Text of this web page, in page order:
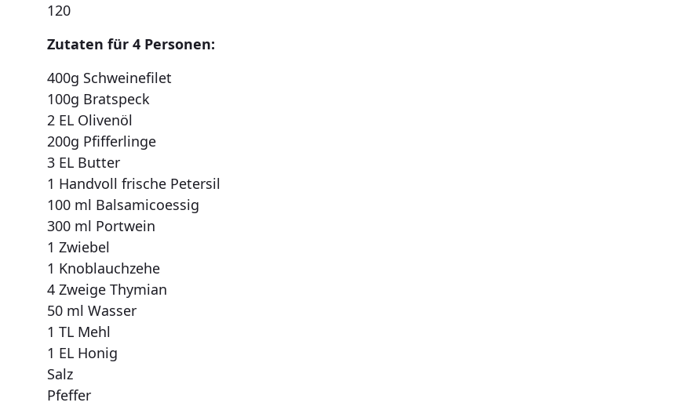
120
Zutaten für 4 Personen:
400g Schweinefilet
100g Bratspeck
2 EL Olivenöl
200g Pfifferlinge
3 EL Butter
1 Handvoll frische Petersil
100 ml Balsamicoessig
300 ml Portwein
1 Zwiebel
1 Knoblauchzehe
4 Zweige Thymian
50 ml Wasser
1 TL Mehl
1 EL Honig
Salz
Pfeffer